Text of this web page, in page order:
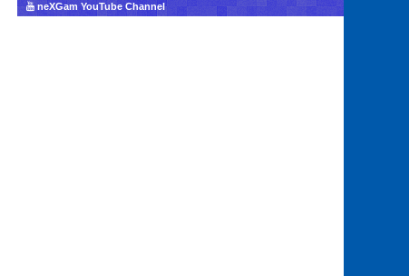
neXGam YouTube Channel